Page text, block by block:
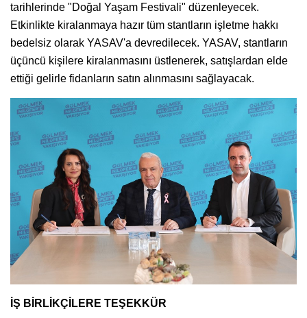
tarihlerinde "Doğal Yaşam Festivali" düzenleyecek.
Etkinlikte kiralanmaya hazır tüm stantların işletme hakkı
bedelsiz olarak YASAV'a devredilecek. YASAV, stantların
üçüncü kişilere kiralanmasını üstlenerek, satışlardan elde
ettiği gelirle fidanların satın alınmasını sağlayacak.
İŞ BİRLİKÇİLERE TEŞEKKÜR